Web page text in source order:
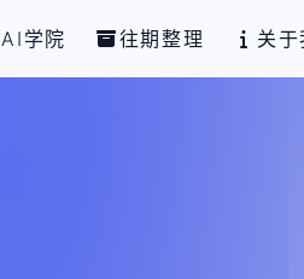
AI学院 往期整理 关于